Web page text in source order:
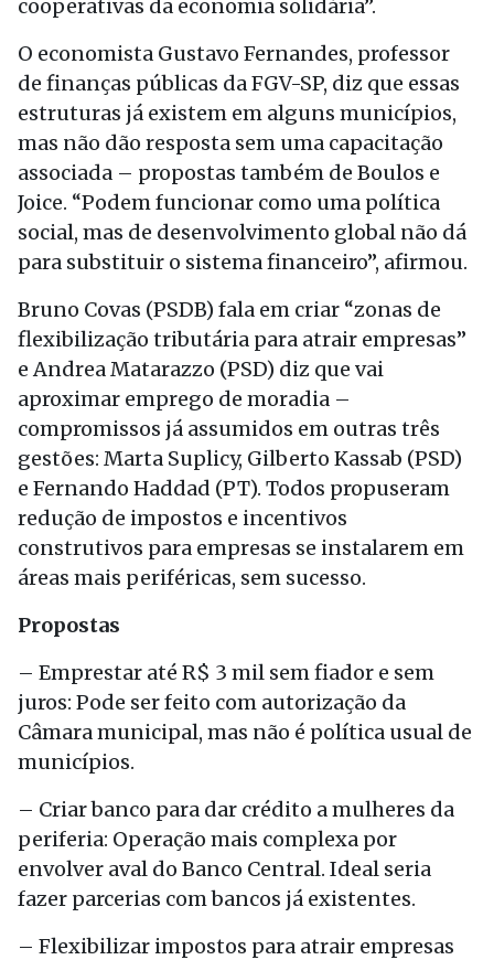
cooperativas da economia solidária”.
O economista Gustavo Fernandes, professor
de finanças públicas da FGV-SP, diz que essas
estruturas já existem em alguns municípios,
mas não dão resposta sem uma capacitação
associada – propostas também de Boulos e
Joice. “Podem funcionar como uma política
social, mas de desenvolvimento global não dá
para substituir o sistema financeiro”, afirmou.
Bruno Covas (PSDB) fala em criar “zonas de
flexibilização tributária para atrair empresas”
e Andrea Matarazzo (PSD) diz que vai
aproximar emprego de moradia –
compromissos já assumidos em outras três
gestões: Marta Suplicy, Gilberto Kassab (PSD)
e Fernando Haddad (PT). Todos propuseram
redução de impostos e incentivos
construtivos para empresas se instalarem em
áreas mais periféricas, sem sucesso.
Propostas
– Emprestar até R$ 3 mil sem fiador e sem
juros: Pode ser feito com autorização da
Câmara municipal, mas não é política usual de
municípios.
– Criar banco para dar crédito a mulheres da
periferia: Operação mais complexa por
envolver aval do Banco Central. Ideal seria
fazer parcerias com bancos já existentes.
– Flexibilizar impostos para atrair empresas